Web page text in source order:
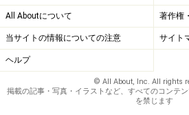
All Aboutについて 著作権
当サイトの情報についての注意 サイト
ヘルプ
© All About, Inc. All rights
掲載の記事・写真・イラストなど、すべてのコンテ
を禁じます